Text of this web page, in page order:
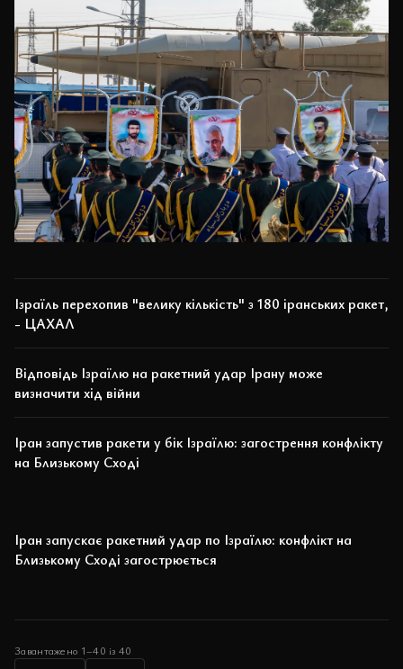
Ізраїль перехопив "велику кількість" з 180 іранських ракет,
- ЦАХАЛ
Відповідь Ізраїлю на ракетний удар Ірану може
визначити хід війни
Іран запустив ракети у бік Ізраїлю: загострення конфлікту
на Близькому Сході
Іран запускає ракетний удар по Ізраїлю: конфлікт на
Близькому Сході загострюється
Завантажено 1–40 із 40